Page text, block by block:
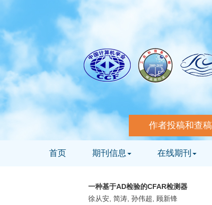
作者投稿和查稿
首页 期刊信息 在线期刊
一种基于AD检验的CFAR检测器
徐从安, 简涛, 孙伟超, 顾新锋